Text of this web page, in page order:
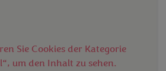
Sie Cookies der Kategorie
um den Inhalt zu sehen.